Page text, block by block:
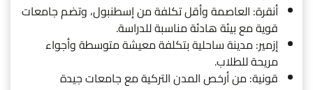
أنقرة: العاصمة وأقل تكلفة من إسطنبول، وتضم جامعات
قوية مع بيئة هادئة مناسبة للدراسة.
إزمير: مدينة ساحلية بتكلفة معيشة متوسطة وأجواء
مريحة للطلاب.
قونية: من أرخص المدن التركية مع جامعات جيدة